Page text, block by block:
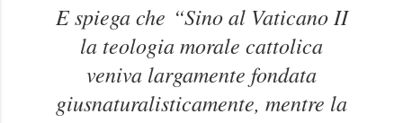
E spiega che “Sino al Vaticano II
la teologia morale cattolica
veniva largamente fondata
giusnaturalisticamente, mentre la